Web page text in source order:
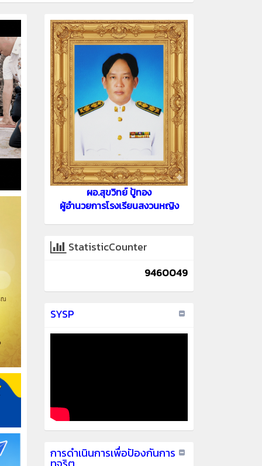
ผอ.สุขวิทย์ ปู้ทอง
ผู้อำนวยการโรงเรียนสงวนหญิง
StatisticCounter
9460049
SYSP
การดำเนินการเพื่อปัองกันการ